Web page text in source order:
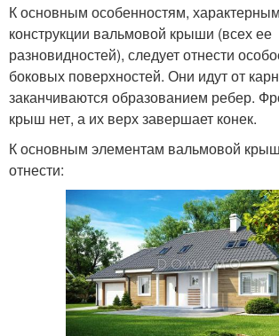
К основным особенностям,
конструкции вальмовой крыши (всех ее
разновидностей), следует отнести
боковых поверхностей. Они идут от
заканчиваются образованием ребер.
крыш нет, а их верх завершает конек.
К основным элементам вальмовой
отнести: